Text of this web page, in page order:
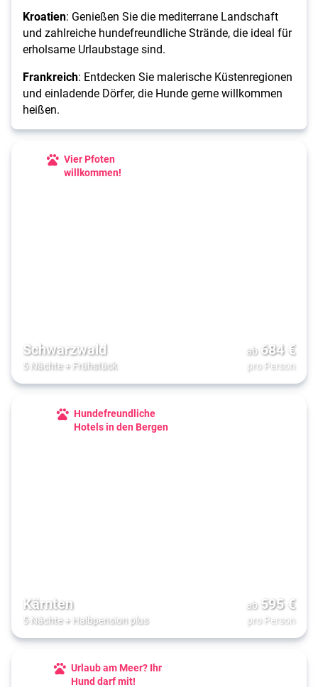
Kroatien: Genießen Sie die mediterrane Landschaft
und zahlreiche hundefreundliche Strände, die ideal für
erholsame Urlaubstage sind.
Frankreich: Entdecken Sie malerische Küstenregionen
und einladende Dörfer, die Hunde gerne willkommen
heißen.
Vier Pfoten
willkommen!
Schwarzwald
5 Nächte+ Frühstück
ab 684€
pro Person
Hundefreundliche
Hotels in den Bergen
Kärnten
5 Nächte+ Halbpension plus
ab 595€
pro Person
Urlaub am Meer? Ihr
Hund darf mit!